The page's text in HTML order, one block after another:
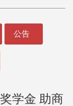
公告
学金 助商